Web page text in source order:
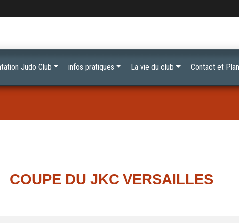
COUPE DU JKC VERSAILLES
Judo Club infos pratiques La vie du club Contact et Plan